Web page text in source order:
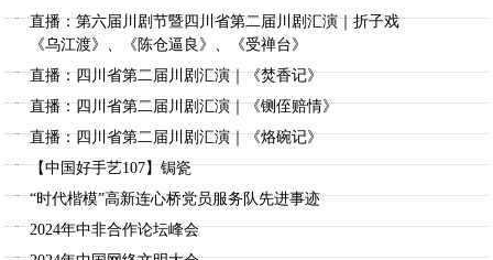
直播：第六届川剧节暨四川省第二届川剧汇演｜折子戏
《乌江渡》、《陈仓逼良》、《受禅台》
直播：四川省第二届川剧汇演｜《焚香记》
直播：四川省第二届川剧汇演｜《铡侄赔情》
直播：四川省第二届川剧汇演｜《烙碗记》
【中国好手艺107】锔瓷
“时代楷模”高新连心桥党员服务队先进事迹
2024年中非合作论坛峰会